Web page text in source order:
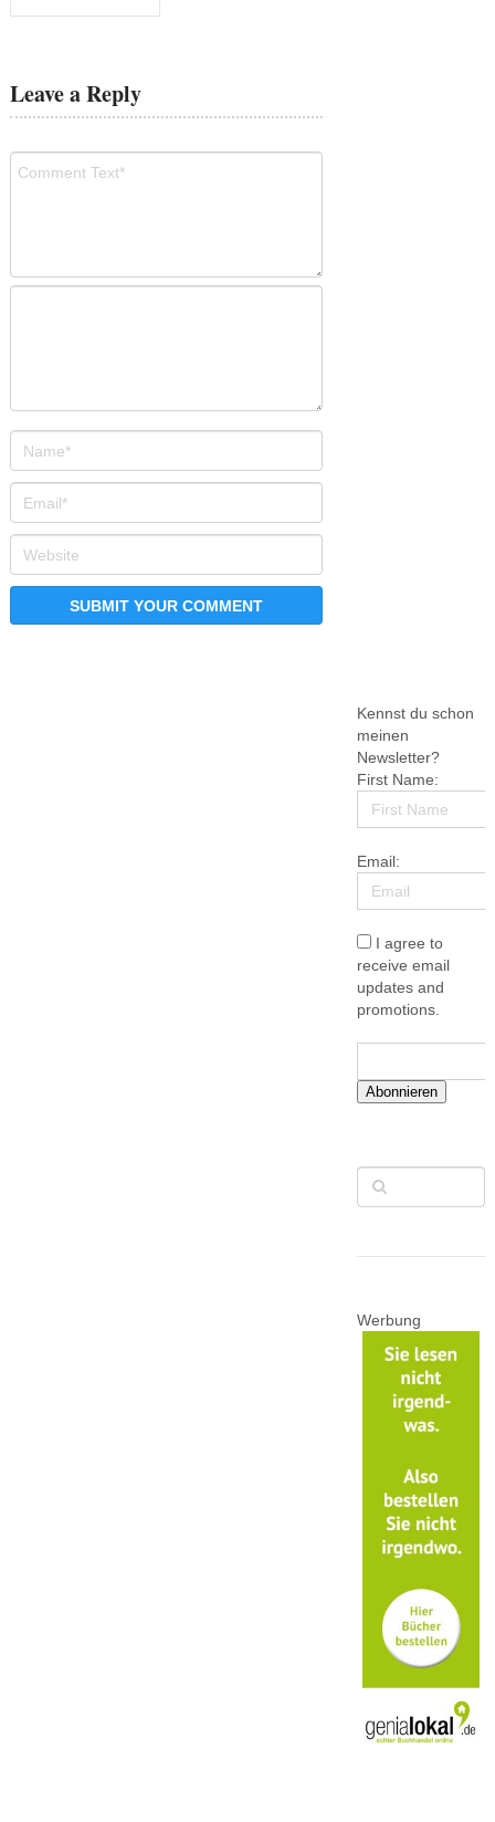
Leave a Reply
Kennst du schon
meinen
Newsletter?
First Name:
Email:
I agree to
receive email
updates and
promotions.
Abonnieren
Werbung